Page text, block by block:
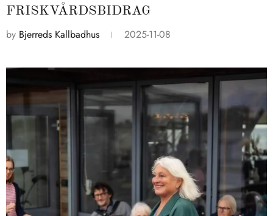
FRISKVÅRDSBIDRAG
by Bjerreds Kallbadhus 2025-11-08